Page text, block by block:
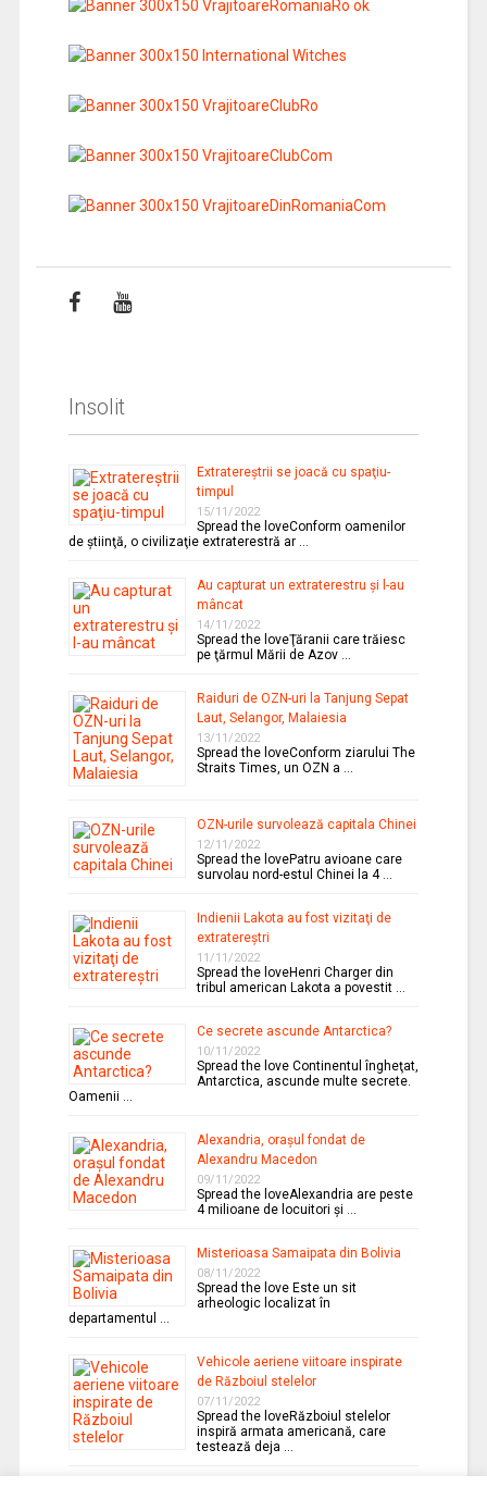
Insolit
Extratereştrii se joacă cu spaţiu-
timpul
15/11/2022
Spread the loveConform oamenilor
de ştiinţă, o civilizaţie extraterestră ar …
Au capturat un extraterestru şi l-au
mâncat
14/11/2022
Spread the loveŢăranii care trăiesc
pe ţărmul Mării de Azov …
Raiduri de OZN-uri la Tanjung Sepat
Laut, Selangor, Malaiesia
13/11/2022
Spread the loveConform ziarului The
Straits Times, un OZN a …
OZN-urile survolează capitala Chinei
12/11/2022
Spread the lovePatru avioane care
survolau nord-estul Chinei la 4 …
Indienii Lakota au fost vizitaţi de
extratereştri
11/11/2022
Spread the loveHenri Charger din
tribul american Lakota a povestit …
Ce secrete ascunde Antarctica?
10/11/2022
Spread the love Continentul îngheţat,
Antarctica, ascunde multe secrete.
Oamenii …
Alexandria, oraşul fondat de
Alexandru Macedon
09/11/2022
Spread the loveAlexandria are peste
4 milioane de locuitori şi …
Misterioasa Samaipata din Bolivia
08/11/2022
Spread the love Este un sit
arheologic localizat în
departamentul …
Vehicole aeriene viitoare inspirate
de Războiul stelelor
07/11/2022
Spread the loveRăzboiul stelelor
inspiră armata americană, care
testează deja …